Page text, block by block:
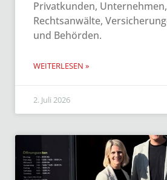
Privatkunden,
Rechtsanwälte,
und Behörden.
WEITERLESEN »
2. Juli 2026